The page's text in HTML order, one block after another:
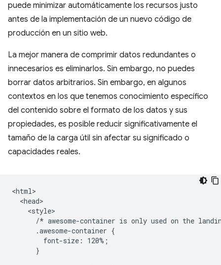
puede minimizar automáticamente los recursos justo
antes de la implementación de un nuevo código de
producción en un sitio web.
La mejor manera de comprimir datos redundantes o
innecesarios es eliminarlos. Sin embargo, no puedes
borrar datos arbitrarios. Sin embargo, en algunos
contextos en los que tenemos conocimiento específico
del contenido sobre el formato de los datos y sus
propiedades, es posible reducir significativamente el
tamaño de la carga útil sin afectar su significado o
capacidades reales.
<html>
  <head>
    <style>
/* awesome-container is only used on the
      .awesome-container {
        font-size: 120%;
      }